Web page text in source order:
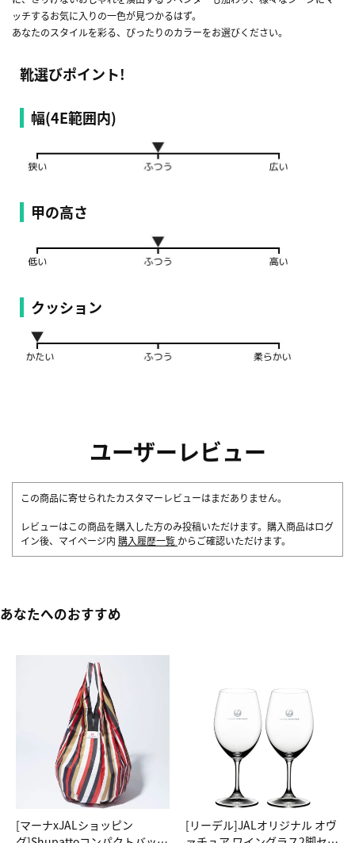
ッチするお気に入りの一色が見つかるはず。
あなたのスタイルを彩る、ぴったりのカラーをお選びください。
靴選びポイント!
幅(4E範囲内)
甲の高さ
クッション
ユーザーレビュー
この商品に寄せられたカスタマーレビューはまだありません。
レビューはこの商品を購入した方のみ投稿いただけます。購入商品はログ
イン後、マイページ内 購入履歴一覧 からご確認いただけます。
あなたへのおすすめ
[マーナxJALショッピン
[リーデル]JALオリジナル オヴ